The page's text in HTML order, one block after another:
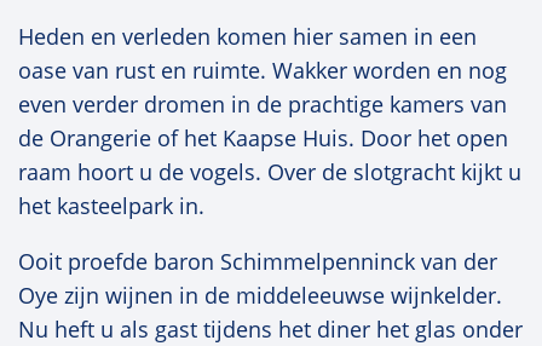
Heden en verleden komen hier samen in een
oase van rust en ruimte. Wakker worden en nog
even verder dromen in de prachtige kamers van
de Orangerie of het Kaapse Huis. Door het open
raam hoort u de vogels. Over de slotgracht kijkt u
het kasteelpark in.
Ooit proefde baron Schimmelpenninck van der
Oye zijn wijnen in de middeleeuwse wijnkelder.
Nu heft u als gast tijdens het diner het glas onder